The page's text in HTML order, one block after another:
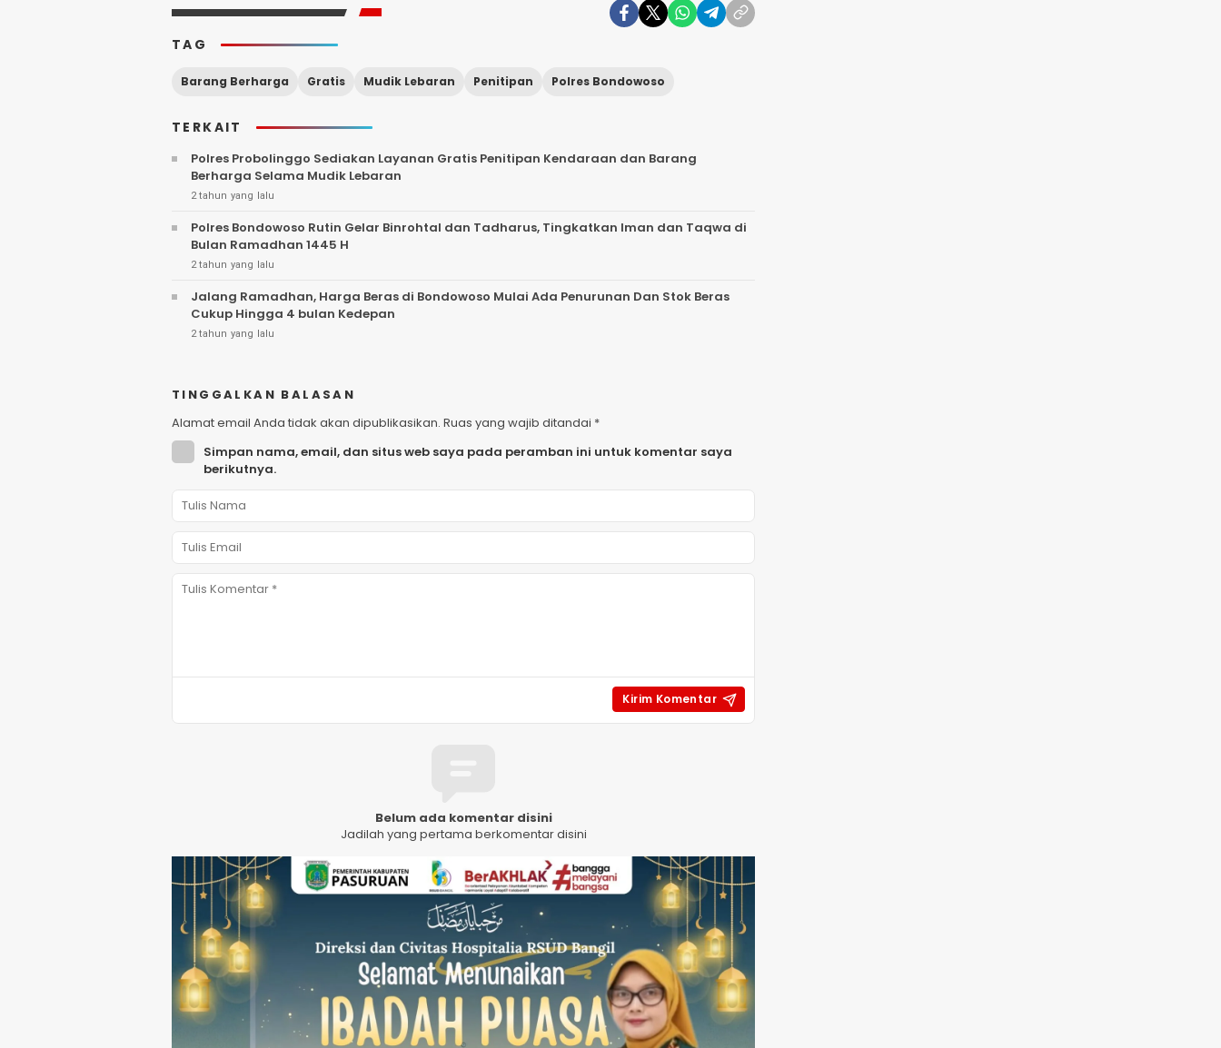
TAG
Barang Berharga Gratis Mudik Lebaran Penitipan Polres Bondowoso
TERKAIT
Polres Probolinggo Sediakan Layanan Gratis Penitipan Kendaraan dan Barang
Berharga Selama Mudik Lebaran
2 tahun yang lalu
Polres Bondowoso Rutin Gelar Binrohtal dan Tadharus, Tingkatkan Iman dan Taqwa di
Bulan Ramadhan 1445 H
2 tahun yang lalu
Jalang Ramadhan, Harga Beras di Bondowoso Mulai Ada Penurunan Dan Stok Beras
Cukup Hingga 4 bulan Kedepan
2 tahun yang lalu
TINGGALKAN BALASAN
Alamat email Anda tidak akan dipublikasikan. Ruas yang wajib ditandai *
Simpan nama, email, dan situs web saya pada peramban ini untuk komentar saya
berikutnya.
Belum ada komentar disini
Jadilah yang pertama berkomentar disini